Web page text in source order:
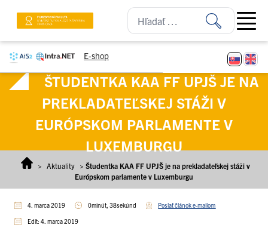
E-shop
Open
ŠTUDENTKA KAA FF UPJŠ JE NA
PREKLADATEĽSKEJ STÁŽI V
EURÓPSKOM PARLAMENTE V
LUXEMBURGU
> Aktuality > Študentka KAA FF UPJŠ je na prekladateľskej stáži v
Európskom parlamente v Luxemburgu
4. marca 2019 0minút, 38sekúnd Poslať článok e-mailom
Edit: 4. marca 2019